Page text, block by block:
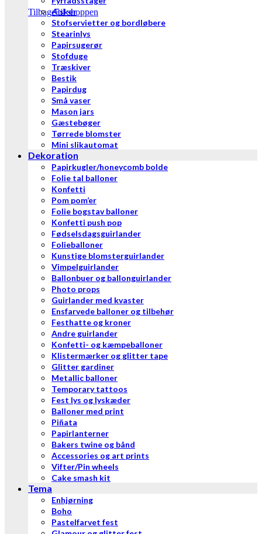
Tilbage til shoppen
Æsker
Stofservietter og bordløbere
Stearinlys
Papirsugerør
Stofduge
Træskiver
Bestik
Papirdug
Små vaser
Mason jars
Gæstebøger
Tørrede blomster
Mini slikautomat
Dekoration
Papirkugler/honeycomb bolde
Folie tal balloner
Konfetti
Pom pom’er
Folie bogstav balloner
Konfetti push pop
Fødselsdagsguirlander
Folieballoner
Kunstige blomsterguirlander
Vimpelguirlander
Ballonbuer og ballonguirlander
Photo props
Guirlander med kvaster
Ensfarvede balloner og tilbehør
Festhatte og kroner
Andre guirlander
Konfetti- og kæmpeballoner
Klistermærker og glitter tape
Glitter gardiner
Metallic balloner
Temporary tattoos
Fest lys og lyskæder
Balloner med print
Piñata
Papirlanterner
Bakers twine og bånd
Accessories og art prints
Vifter/Pin wheels
Cake smash kit
Tema
Enhjørning
Boho
Pastelfarvet fest